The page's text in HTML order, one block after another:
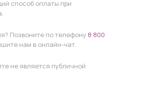
способ оплаты при
Позвоните по телефону 8 800
нам в онлайн-чат.
не является публичной